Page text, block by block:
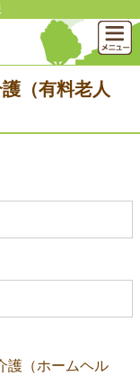
（有料老人
護（ホームヘル